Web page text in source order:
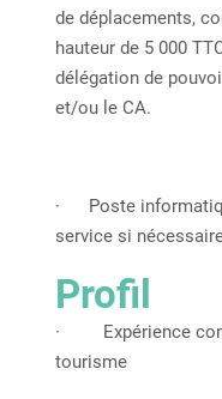
de déplacements,
hauteur de 5 000
délégation de
et/ou le CA.
· Poste
service si
Profil
· Expérience
tourisme